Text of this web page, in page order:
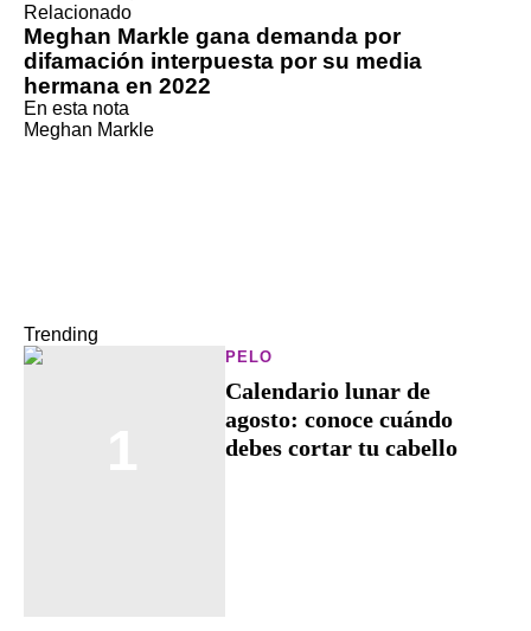
Relacionado
Meghan Markle gana demanda por
difamación interpuesta por su media
hermana en 2022
En esta nota
Meghan Markle
Trending
PELO
Calendario lunar de
agosto: conoce cuándo
debes cortar tu cabello